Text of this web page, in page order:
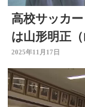
高校サッカ
は山形明正
サッカーを全
2025年11月17日